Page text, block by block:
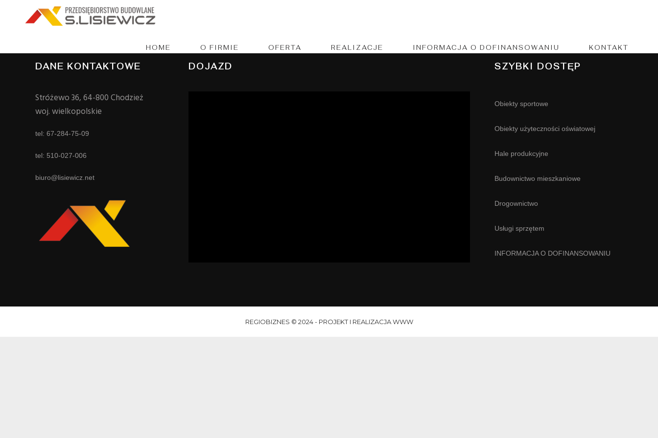
HOME O FIRMIE OFERTA REALIZACJE INFORMACJA O DOFINANSOWANIU KONTAKT
Intrinsicly embrace top-line core competencies with real-time metrics. Conveniently reinvent functionalized collaboration
DANE KONTAKTOWE
Stróżewo 36, 64-800 Chodzież
woj. wielkopolskie
tel: 67-284-75-09
tel: 510-027-006
biuro@lisiewicz.net
DOJAZD SZYBKI DOSTĘP
Obiekty sportowe
Obiekty użyteczności oświatowej
Hale produkcyjne
Budownictwo mieszkaniowe
Drogownictwo
Usługi sprzętem
INFORMACJA O DOFINANSOWANIU
REGIOBIZNES © 2024 - PROJEKT I REALIZACJA WWW